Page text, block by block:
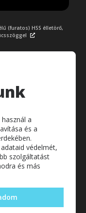
(furatos) HSS élletörő,
a
és a
védelmét,
szolgáltatást
és más